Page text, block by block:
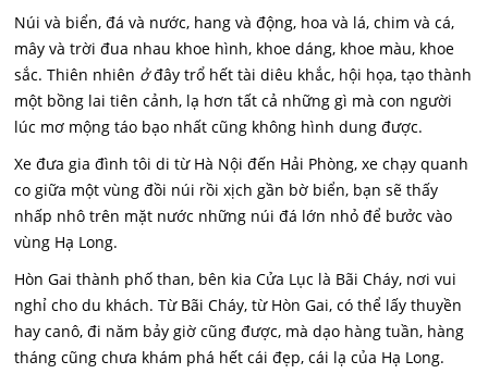
Núi và biển, đá và nước, hang và động, hoa và lá, chim và cá,
mây và trời đua nhau khoe hình, khoe dáng, khoe màu, khoe
sắc. Thiên nhiên ởđây trổ hết tài diêu khắc, hội họa, tạo thành
một bồng lai tiên cảnh, lạ hơn tất cả những gì mà con người
lúc mơ mộng táo bạo nhất cũng không hình dung được.
Xe đưa gia đình tôi di từ Hà Nội đến Hải Phòng, xe chạy quanh
co giữa một vùng đồi núi rồi xịch gần bờ biển, bạn sẽ thấy
nhấp nhô trên mặt nước những núi đá lớn nhỏ để bưởc vào
vùng Hạ Long.
Hòn Gai thành phố than, bên kia Cửa Lục là Bãi Cháy, nơi vui
nghỉ cho du khách. Từ Bãi Cháy, từ Hòn Gai, có thể lấy thuyền
hay canô, đi năm bảy giờ cũng được, mà dạo hàng tuần, hàng
tháng cũng chưa khám phá hết cái đẹp, cái lạ của Hạ Long.